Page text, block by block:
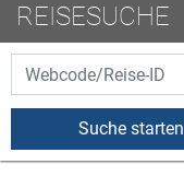
REISESUCHE
Suche starten